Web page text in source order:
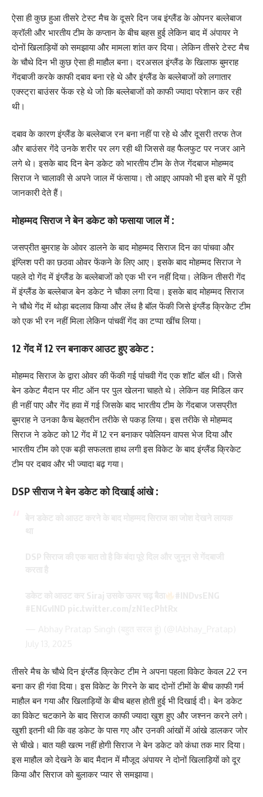
ऐसा ही कुछ हुआ तीसरे टेस्ट मैच के दूसरे दिन जब इंग्लैंड के ओपनर बल्लेबाज
क्रॉली और भारतीय टीम के कप्तान के बीच बहस हुई लेकिन बाद में अंपायर ने
दोनों खिलाड़ियों को समझाया और मामला शांत कर दिया। लेकिन तीसरे टेस्ट मैच
के चौथे दिन भी कुछ ऐसा ही माहौल बना। दरअसल इंग्लैंड के खिलाफ बुमराह
गेंदबाजी करके काफी दबाव बना रहे थे और इंग्लैंड के बल्लेबाजों को लगातार
एक्स्ट्रा बाउंसर फेंक रहे थे जो कि बल्लेबाजों को काफी ज्यादा परेशान कर रही
थी।
दबाव के कारण इंग्लैंड के बल्लेबाज रन बना नहीं पा रहे थे और दूसरी तरफ तेज
और बाउंसर गेंदे उनके शरीर पर लग रही थी जिससे वह फैलफुट पर नजर आने
लगे थे। इसके बाद दिन बेन डकेट को भारतीय टीम के तेज गेंदबाज मोहम्मद
सिराज ने चालाकी से अपने जाल में फंसाया। तो आइए आपको भी इस बारे में पूरी
जानकारी देते हैं।
मोहम्मद सिराज ने बेन डकेट को फसाया जाल में :
जसप्रीत बुमराह के ओवर डालने के बाद मोहम्मद सिराज दिन का पांचवा और
इंग्लिश परी का छठवा ओवर फेंकने के लिए आए। इसके बाद मोहम्मद सिराज ने
पहले दो गेंद में इंग्लैंड के बल्लेबाजों को एक भी रन नहीं दिया। लेकिन तीसरी गेंद
में इंग्लैंड के बल्लेबाज बेन डकेट ने चौका लगा दिया। इसके बाद मोहम्मद सिराज
ने चौथे गेंद में थोड़ा बदलाव किया और लेंथ है बॉल फेंकी जिसे इंग्लैंड क्रिकेट टीम
को एक भी रन नहीं मिला लेकिन पांचवीं गेंद का टप्पा खींच लिया।
12 गेंद में 12 रन बनाकर आउट हुए डकेट :
मोहम्मद सिराज के द्वारा ओवर की फेंकी गई पांचवी गेंद एक शॉट बॉल थी। जिसे
बेन डकेट मैदान पर मीट ऑन पर पुल खेलना चाहते थे। लेकिन वह मिडिल कर
ही नहीं पाए और गेंद हवा में गई जिसके बाद भारतीय टीम के गेंदबाज जसप्रीत
बुमराह ने उनका कैच बेहतरीन तरीके से पकड़ लिया। इस तरीके से मोहम्मद
सिराज ने डकेट को 12 गेंद में 12 रन बनाकर पवेलियन वापस भेज दिया और
भारतीय टीम को एक बड़ी सफलता हाथ लगी इस विकेट के बाद इंग्लैंड क्रिकेट
टीम पर दबाव और भी ज्यादा बढ़ गया।
DSP सीराज ने बेन डकेट को दिखाई आंखे :
तीसरे मैच के चौथे दिन इंग्लैंड क्रिकेट टीम ने अपना पहला विकेट केवल 22 रन
बना कर ही गंवा दिया। इस विकेट के गिरने के बाद दोनों टीमों के बीच काफी गर्म
माहौल बन गया और खिलाड़ियों के बीच बहस होती हुई भी दिखाई दी। बेन डकेट
का विकेट चटकाने के बाद सिराज काफी ज्यादा खुश हुए और जश्नन करने लगे।
खुशी इतनी थी कि वह डकेट के पास गए और उनकी आंखों में आंखे डालकर जोर
से चीखे। बात यही खत्म नहीं होगी सिराज ने बेन डकेट को कंधा तक मार दिया।
इस माहौल को देखने के बाद मैदान में मौजूद अंपायर ने दोनों खिलाड़ियों को दूर
किया और सिराज को बुलाकर प्यार से समझाया।